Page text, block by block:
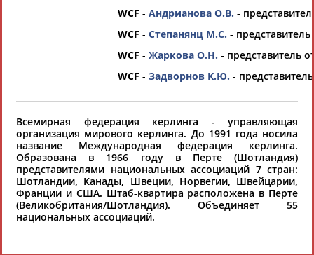
1 2 3 4
WBSC приняла решение о допуске юниорских сборных
России к соревнованиям под флагом и с гимном
Исполнительный советВсемирнойконфедерации бейсбола
и софтбола (WBSC) принял решен... ...комитета
рекомендовал международным
WCF - Андрианова О.В. -
WCF - Степанянц М.С. -
WCF - Жаркова О.Н. - представитель
WCF - Задворнов К.Ю. -
Всемирная федерация керлинга - управляющая
организация мирового керлинга. До 1991 года носила
название Международная федерация керлинга.
Образована в 1966 году в Перте (Шотландия)
представителями национальных ассоциаций 7 стран:
Шотландии, Канады, Швеции, Норвегии, Швейцарии,
Франции и США. Штаб-квартира расположена в Перте
(Великобритания/Шотландия). Объединяет 55
национальных ассоциаций.